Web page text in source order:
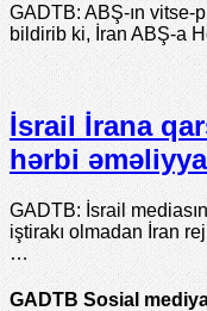
GADTB: ABŞ-ın vitse-
bildirib ki, İran ABŞ-a
İsrail İrana
hərbi
GADTB: İsrail
iştirakı olmadan İran
…
GADTB Sosial